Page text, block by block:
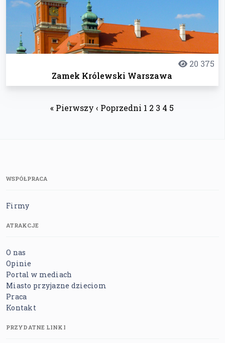
20 375
Zamek Królewski Warszawa
« Pierwszy ‹ Poprzedni 1 2 3 4 5
WSPÓŁPRACA
Firmy
ATRAKCJE
O nas
Opinie
Portal w mediach
Miasto przyjazne dzieciom
Praca
Kontakt
PRZYDATNE LINKI